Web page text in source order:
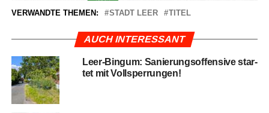
VERWANDTE THEMEN: STADT LEER TITEL
AUCH INTERESSANT
Leer-Bin­gum: Sanie­rungs­of­fen­si­ve star­
tet mit Vollsperrungen!